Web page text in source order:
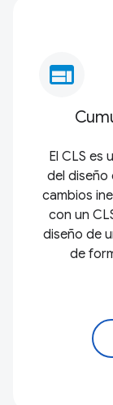
web
El CLS es
del diseño
cambios
con un
diseño de
de